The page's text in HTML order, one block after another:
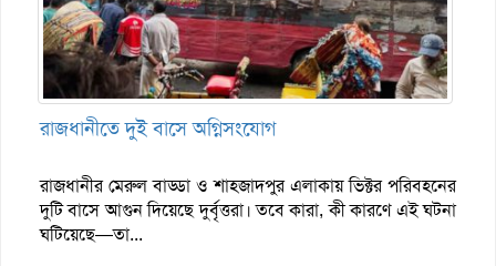
রাজধানীতে দুই বাসে অগ্নিসংযোগ
রাজধানীর মেরুল বাড্ডা ও শাহজাদপুর এলাকায় ভিক্টর পরিবহনের
দুটি বাসে আগুন দিয়েছে দুর্বৃত্তরা। তবে কারা, কী কারণে এই ঘটনা
ঘটিয়েছে—তা...